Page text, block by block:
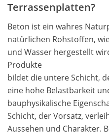
Terrassenplatten?
Beton ist ein wahres
natürlichen Rohstoffen,
und Wasser hergestellt
Produkte
bildet die untere Schicht,
eine hohe Belastbarkeit
bauphysikalische
Schicht, der Vorsatz,
Aussehen und Charakter.